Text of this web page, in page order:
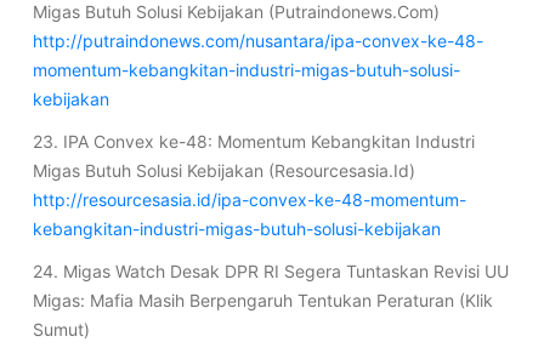
Migas Butuh Solusi Kebijakan (Putraindonews.Com)
http://putraindonews.com/nusantara/ipa-convex-ke-48-
momentum-kebangkitan-industri-migas-butuh-solusi-
kebijakan
23. IPA Convex ke-48: Momentum Kebangkitan Industri
Migas Butuh Solusi Kebijakan (Resourcesasia.Id)
http://resourcesasia.id/ipa-convex-ke-48-momentum-
kebangkitan-industri-migas-butuh-solusi-kebijakan
24. Migas Watch Desak DPR RI Segera Tuntaskan Revisi UU
Migas: Mafia Masih Berpengaruh Tentukan Peraturan (Klik
Sumut)